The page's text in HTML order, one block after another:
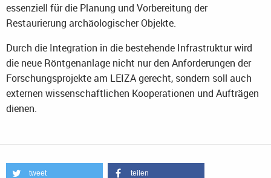
essenziell für die Planung und Vorbereitung der
Restaurierung archäologischer Objekte.
Durch die Integration in die bestehende Infrastruktur wird
die neue Röntgenanlage nicht nur den Anforderungen der
Forschungsprojekte am LEIZA gerecht, sondern soll auch
externen wissenschaftlichen Kooperationen und Aufträgen
dienen.
tweet teilen